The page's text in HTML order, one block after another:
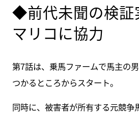
◆前代未聞の検証
マリコに協力
第7話は、乗馬ファームで馬主の
つかるところからスタート。
同時に、被害者が所有する元競争